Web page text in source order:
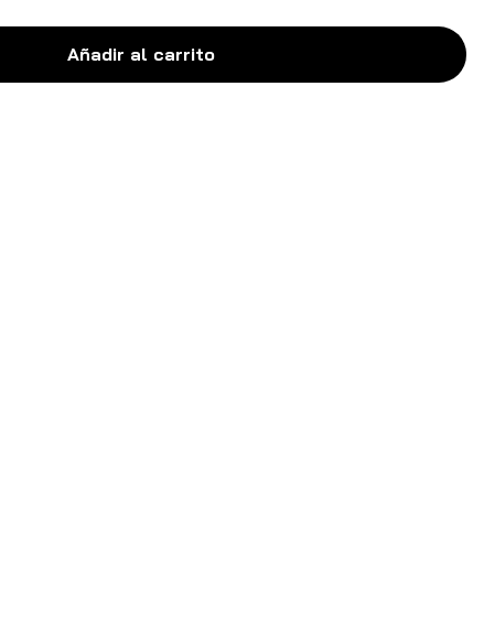
Añadir al carrito